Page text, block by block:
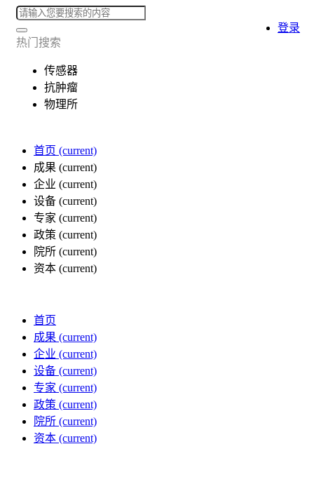
热门搜索
传感器
抗肿瘤
物理所
首页 (current)
成果 (current)
企业 (current)
设备 (current)
专家 (current)
政策 (current)
院所 (current)
资本 (current)
登录
首页
成果 (current)
企业 (current)
设备 (current)
专家 (current)
政策 (current)
院所 (current)
资本 (current)